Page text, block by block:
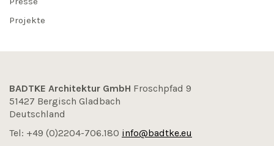
Projekte
BADTKE Architektur GmbH Froschpfad 9
51427 Bergisch Gladbach
Deutschland
Tel: +49 (0)2204-706.180 info@badtke.eu